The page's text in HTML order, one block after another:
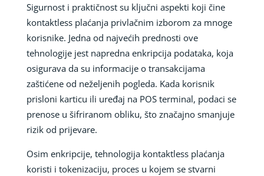
Sigurnost i praktičnost su ključni aspekti koji čine
kontaktless plaćanja privlačnim izborom za mnoge
korisnike. Jedna od najvećih prednosti ove
tehnologije jest napredna enkripcija podataka, koja
osigurava da su informacije o transakcijama
zaštićene od neželjenih pogleda. Kada korisnik
prisloni karticu ili uređaj na POS terminal, podaci se
prenose u šifriranom obliku, što značajno smanjuje
rizik od prijevare.
Osim enkripcije, tehnologija kontaktless plaćanja
koristi i tokenizaciju, proces u kojem se stvarni